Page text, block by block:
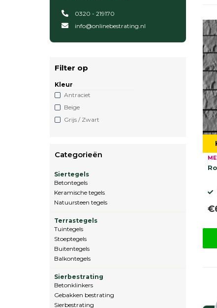
0320 - 219170
info@onlinebestrating.nl
Filter op
Kleur
Antraciet
Beige
Grijs / Zwart
Categorieën
Siertegels
Betontegels
Keramische tegels
Natuursteen tegels
Terrastegels
Tuintegels
Stoeptegels
Buitentegels
Balkontegels
Sierbestrating
Betonklinkers
Gebakken bestrating
Sierbestrating